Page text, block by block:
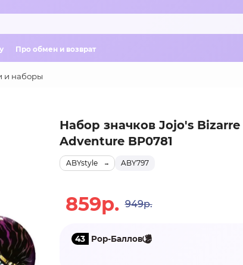
Про обмен и возврат
и наборы
Набор значков Jojo's Bizarre
Adventure BP0781
ABY797
ABYstyle
859р. 949р.
43 Pop-Баллов